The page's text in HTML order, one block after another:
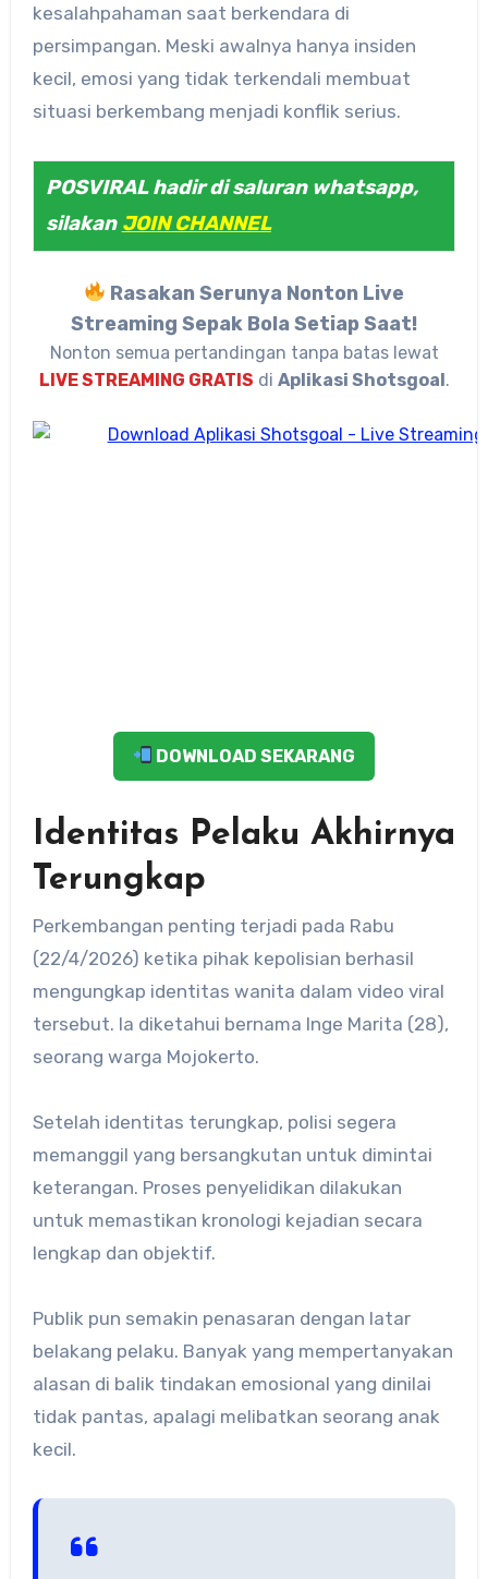
kesalahpahaman saat berkendara di
persimpangan. Meski awalnya hanya insiden
kecil, emosi yang tidak terkendali membuat
situasi berkembang menjadi konflik serius.
POSVIRAL hadir di saluran whatsapp,
silakan JOIN CHANNEL
Rasakan Serunya Nonton Live
Streaming Sepak Bola Setiap Saat!
Nonton semua pertandingan tanpa batas lewat
LIVE STREAMING GRATIS di Aplikasi Shotsgoal.
DOWNLOAD SEKARANG
Identitas Pelaku Akhirnya
Terungkap
Perkembangan penting terjadi pada Rabu
(22/4/2026) ketika pihak kepolisian berhasil
mengungkap identitas wanita dalam video viral
tersebut. Ia diketahui bernama Inge Marita (28),
seorang warga Mojokerto.
Setelah identitas terungkap, polisi segera
memanggil yang bersangkutan untuk dimintai
keterangan. Proses penyelidikan dilakukan
untuk memastikan kronologi kejadian secara
lengkap dan objektif.
Publik pun semakin penasaran dengan latar
belakang pelaku. Banyak yang mempertanyakan
alasan di balik tindakan emosional yang dinilai
tidak pantas, apalagi melibatkan seorang anak
kecil.